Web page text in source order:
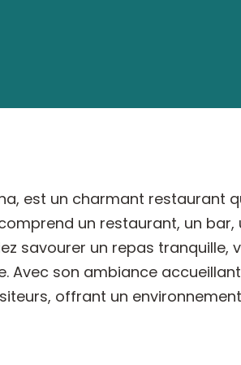
est un charmant restaurant
un restaurant, un
savourer un repas tranquille,
son ambiance
offrant un